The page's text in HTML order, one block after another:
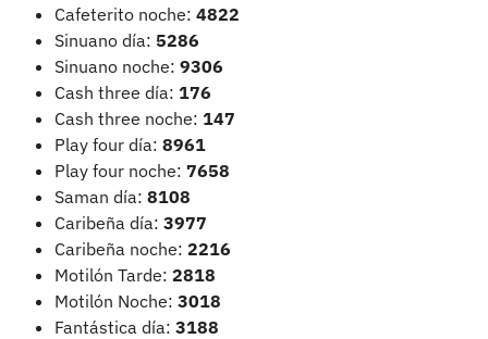
Cafeterito noche: 4822
Sinuano día: 5286
Sinuano noche: 9306
Cash three día: 176
Cash three noche: 147
Play four día: 8961
Play four noche: 7658
Saman día: 8108
Caribeña día: 3977
Caribeña noche: 2216
Motilón Tarde: 2818
Motilón Noche: 3018
Fantástica día: 3188